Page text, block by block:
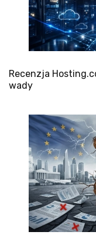
Recenzja
wady